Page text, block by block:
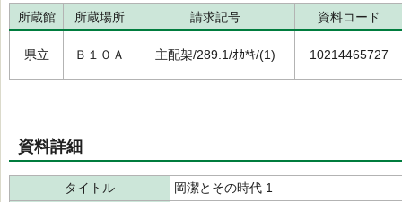
所蔵館 所蔵場所 請求記号 資料コード
県立 Ｂ１０Ａ 主配架/289.1/ｵｶ*ｷ/(1) 10214465727
資料詳細
タイトル
岡潔とその時代 1